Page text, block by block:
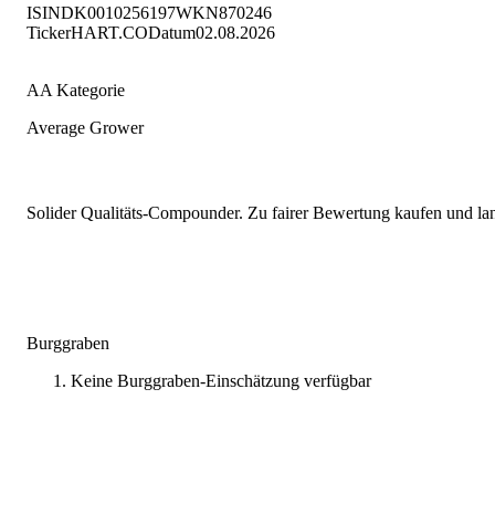
ISINDK0010256197WKN870246
TickerHART.CODatum02.08.2026
AA Kategorie
Average Grower
Solider Qualitäts-Compounder. Zu fairer Bewertung kaufen und
Burggraben
Keine Burggraben-Einschätzung verfügbar